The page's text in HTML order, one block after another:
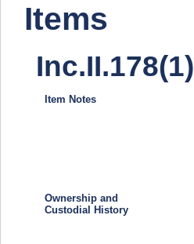
Items
Inc.II.178(1)
Item Notes
Ownership and
Custodial History